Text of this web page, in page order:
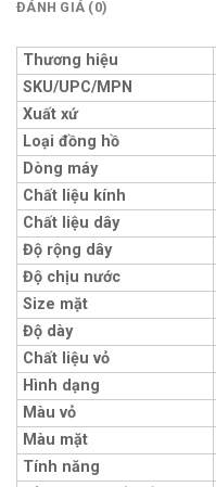
ĐÁNH GIÁ (0)
Thương hiệu
SKU/UPC/MPN
Xuất xứ
Loại đồng hồ
Dòng máy
Chất liệu kính
Chất liệu dây
Độ rộng dây
Độ chịu nước
Size mặt
Độ dày
Chất liệu vỏ
Hình dạng
Màu vỏ
Màu mặt
Tính năng